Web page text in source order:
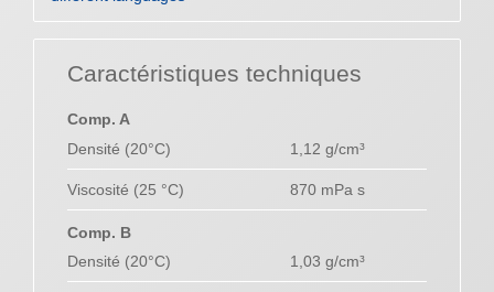
Caractéristiques techniques
Comp. A
Densité (20°C)
1,12 g/cm³
Viscosité (25 °C) 870 mPa s
Comp. B
Densité (20°C)
1,03 g/cm³